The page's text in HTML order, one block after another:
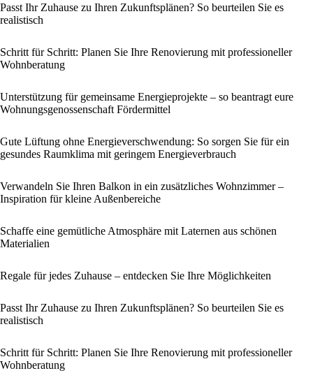
Passt Ihr Zuhause zu Ihren Zukunftsplänen? So beurteilen Sie es
realistisch
Schritt für Schritt: Planen Sie Ihre Renovierung mit professioneller
Wohnberatung
Unterstützung für gemeinsame Energieprojekte – so beantragt eure
Wohnungsgenossenschaft Fördermittel
Gute Lüftung ohne Energieverschwendung: So sorgen Sie für ein
gesundes Raumklima mit geringem Energieverbrauch
Verwandeln Sie Ihren Balkon in ein zusätzliches Wohnzimmer –
Inspiration für kleine Außenbereiche
Schaffe eine gemütliche Atmosphäre mit Laternen aus schönen
Materialien
Regale für jedes Zuhause – entdecken Sie Ihre Möglichkeiten
Passt Ihr Zuhause zu Ihren Zukunftsplänen? So beurteilen Sie es
realistisch
Schritt für Schritt: Planen Sie Ihre Renovierung mit professioneller
Wohnberatung